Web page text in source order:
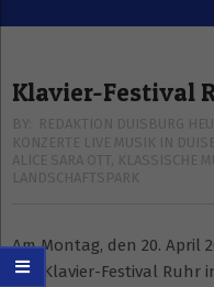
Klavier-Festival
BY: REDAKTION DUISBURG
KONZERTE LIVE MUSIK IN
ALICE SARA OTT
KLASSISCHE
LANDSCHAFTSPARK
Am Montag, den 20. April
des Klavier-Festival Ruhr